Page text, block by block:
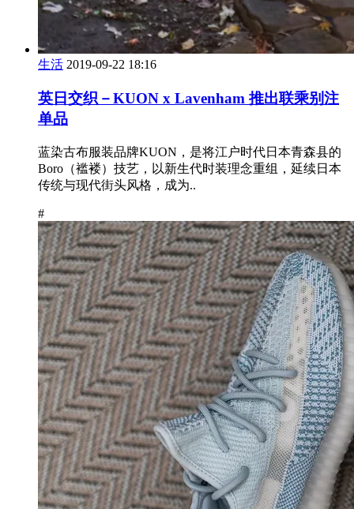
生活 2019-09-22 18:16
英日交织－KUON x Lavenham 推出联乘别注
单品
蓝染古布服装品牌KUON，是将江户时代日本青森县的
Boro（褴褛）技艺，以新生代时装理念重组，延续日本
传统与现代街头风格，成为..
#